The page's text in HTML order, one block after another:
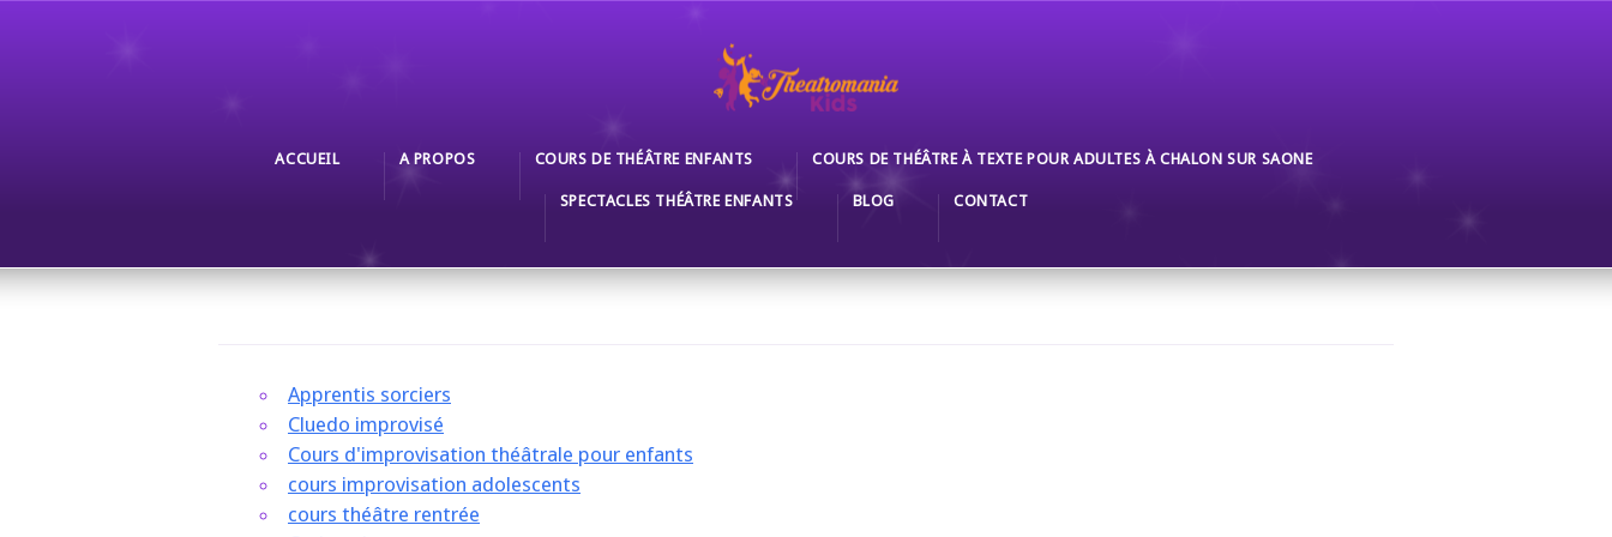
ACCUEIL A PROPOS COURS DE THÉÂTRE ENFANTS COURS DE THÉÂTRE À TEXTE POUR ADULTES À CHALON SUR SAONE
SPECTACLES THÉÂTRE ENFANTS BLOG CONTACT
Apprentis sorciers
Cluedo improvisé
Cours d'improvisation théâtrale pour enfants
cours improvisation adolescents
cours théâtre rentrée